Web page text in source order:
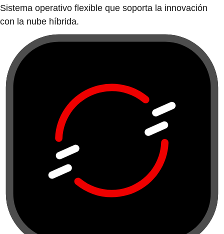
Sistema operativo flexible que soporta la innovación
con la nube híbrida.